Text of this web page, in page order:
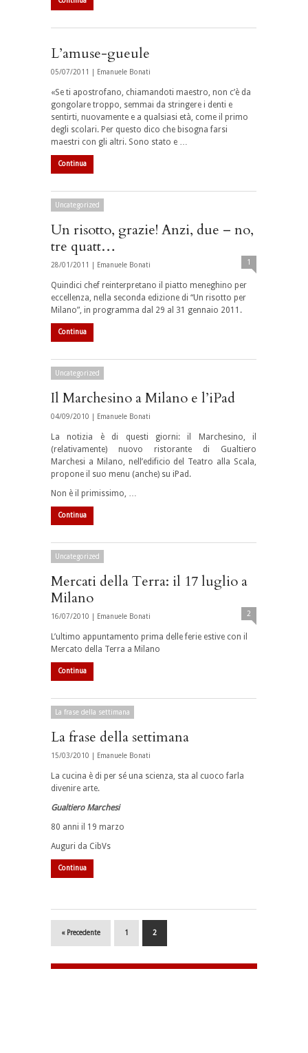
L’amuse-gueule
05/07/2011 | Emanuele Bonati
«Se ti apostrofano, chiamandoti maestro, non c’è da
gongolare troppo, semmai da stringere i denti e
sentirti, nuovamente e a qualsiasi età, come il primo
degli scolari. Per questo dico che bisogna farsi
maestri con gli altri. Sono stato e …
Continua
Uncategorized
Un risotto, grazie! Anzi, due – no,
tre quatt…
28/01/2011 | Emanuele Bonati 1
Quindici chef reinterpretano il piatto meneghino per
eccellenza, nella seconda edizione di “Un risotto per
Milano”, in programma dal 29 al 31 gennaio 2011.
Continua
Uncategorized
Il Marchesino a Milano e l’iPad
04/09/2010 | Emanuele Bonati
La notizia è di questi giorni: il Marchesino, il
(relativamente) nuovo ristorante di Gualtiero
Marchesi a Milano, nell’edificio del Teatro alla Scala,
propone il suo menu (anche) su iPad.
Non è il primissimo, …
Continua
Uncategorized
Mercati della Terra: il 17 luglio a
Milano
16/07/2010 | Emanuele Bonati 2
L’ultimo appuntamento prima delle ferie estive con il
Mercato della Terra a Milano
Continua
La frase della settimana
La frase della settimana
15/03/2010 | Emanuele Bonati
La cucina è di per sé una scienza, sta al cuoco farla
divenire arte.
Gualtiero Marchesi
80 anni il 19 marzo
Auguri da CibVs
Continua
« Precedente 1 2